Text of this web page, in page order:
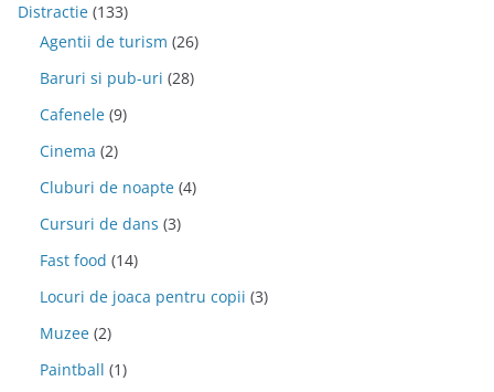
Distractie (133)
Agentii de turism (26)
Baruri si pub-uri (28)
Cafenele (9)
Cinema (2)
Cluburi de noapte (4)
Cursuri de dans (3)
Fast food (14)
Locuri de joaca pentru copii (3)
Muzee (2)
Paintball (1)